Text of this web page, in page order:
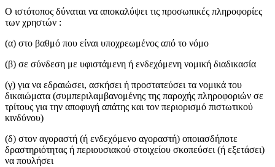
Ο ιστότοπος δύναται να αποκαλύψει τις προσωπικές πληροφορίες
των χρηστών :
(α) στο βαθμό που είναι υποχρεωμένος από το νόμο
(β) σε σύνδεση με υφιστάμενη ή ενδεχόμενη νομική διαδικασία
(γ) για να εδραιώσει, ασκήσει ή προστατεύσει τα νομικά του
δικαιώματα (συμπεριλαμβανομένης της παροχής πληροφοριών σε
τρίτους για την αποφυγή απάτης και τον περιορισμό πιστωτικού
κινδύνου)
(δ) στον αγοραστή (ή ενδεχόμενο αγοραστή) οποιασδήποτε
δραστηριότητας ή περιουσιακού στοιχείου σκοπεύσει (ή εξετάσει)
να πουλήσει